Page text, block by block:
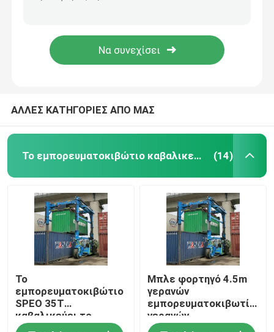
Το ναυτικό καβαλικεύει το μεταφορέα
Καβαλικεύστε τον ανυψωτή εμπορευματοκιβωτίων
Καβαλικεύστε το φορτηγό μεταφορέων
Κινητός γερανός ατσάλινων σκελετών
ΑΛΛΕΣ ΚΑΤΗΓΟΡΙΕΣ ΑΠΟ ΜΑΣ
Το εμπορευματοκιβώτιο καβαλικεύει το μεταφορέα (14)
Το
εμπορευματοκιβώτιο
SPEO 35T
καβαλικεύει το
φορτηγό μεταφορέων
Μπλε φορτηγό 4.5m
γερανών
εμπορευματοκιβωτίων
γερανών
εμπορευματοκιβωτίων